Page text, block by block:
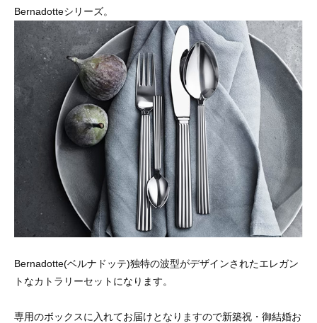
Bernadotteシリーズ。
Bernadotte(ベルナドッテ)独特の波型がデザインされたエレガン
トなカトラリーセットになります。
専用のボックスに入れてお届けとなりますので新築祝・御結婚お